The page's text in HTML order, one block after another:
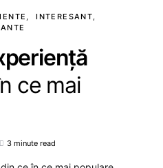
INTERESANT
ce mai
3 minute read